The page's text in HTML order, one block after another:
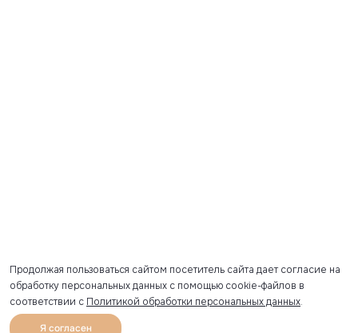
Продолжая пользоваться сайтом посетитель сайта дает согласие на
обработку персональных данных с помощью cookie-файлов в
соответствии с Политикой обработки персональных данных.
Я согласен